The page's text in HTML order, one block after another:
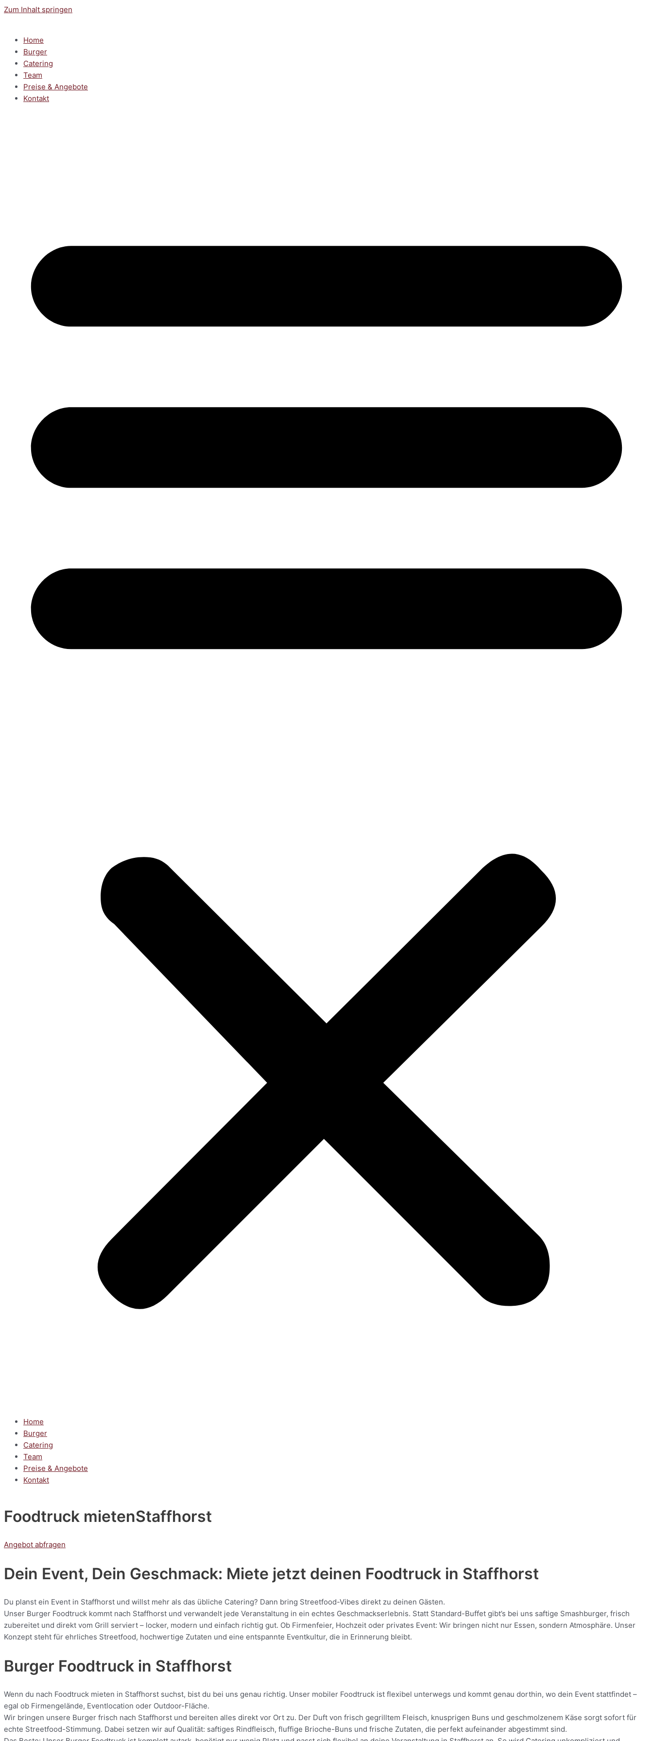
Zum Inhalt springen
Home
Burger
Catering
Team
Preise & Angebote
Kontakt
Home
Burger
Catering
Team
Preise & Angebote
Kontakt
Foodtruck mietenStaffhorst
Angebot abfragen
Dein Event, Dein Geschmack: Miete jetzt deinen Foodtruck in Staffhorst
Du planst ein Event in Staffhorst und willst mehr als das übliche Catering? Dann bring Streetfood-Vibes direkt zu deinen Gästen.
Unser Burger Foodtruck kommt nach Staffhorst und verwandelt jede Veranstaltung in ein echtes Geschmackserlebnis. Statt Standard-Buffet gibt’s bei uns saftige Smashburger, frisch
zubereitet und direkt vom Grill serviert – locker, modern und einfach richtig gut. Ob Firmenfeier, Hochzeit oder privates Event: Wir bringen nicht nur Essen, sondern Atmosphäre. Unser
Konzept steht für ehrliches Streetfood, hochwertige Zutaten und eine entspannte Eventkultur, die in Erinnerung bleibt.
Burger Foodtruck in Staffhorst
Wenn du nach Foodtruck mieten in Staffhorst suchst, bist du bei uns genau richtig. Unser mobiler Foodtruck ist flexibel unterwegs und kommt genau dorthin, wo dein Event stattfindet –
egal ob Firmengelände, Eventlocation oder Outdoor-Fläche.
Wir bringen unsere Burger frisch nach Staffhorst und bereiten alles direkt vor Ort zu. Der Duft von frisch gegrilltem Fleisch, knusprigen Buns und geschmolzenem Käse sorgt sofort für
echte Streetfood-Stimmung. Dabei setzen wir auf Qualität: saftiges Rindfleisch, fluffige Brioche-Buns und frische Zutaten, die perfekt aufeinander abgestimmt sind.